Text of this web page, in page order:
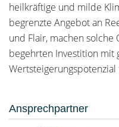
heilkräftige und milde
begrenzte Angebot an
und Flair, machen
begehrten Investition mit
Ansprechpartner